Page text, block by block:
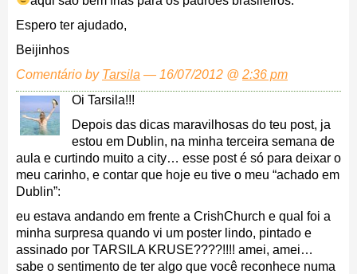
Espero ter ajudado,
Beijinhos
Comentário by Tarsila — 16/07/2012 @ 2:36 pm
Oi Tarsila!!!
Depois das dicas maravilhosas do teu post, ja
estou em Dublin, na minha terceira semana de
aula e curtindo muito a city… esse post é só para deixar o
meu carinho, e contar que hoje eu tive o meu “achado em
Dublin”:
eu estava andando em frente a CrishChurch e qual foi a
minha surpresa quando vi um poster lindo, pintado e
assinado por TARSILA KRUSE????!!!! amei, amei…
sabe o sentimento de ter algo que você reconhece numa